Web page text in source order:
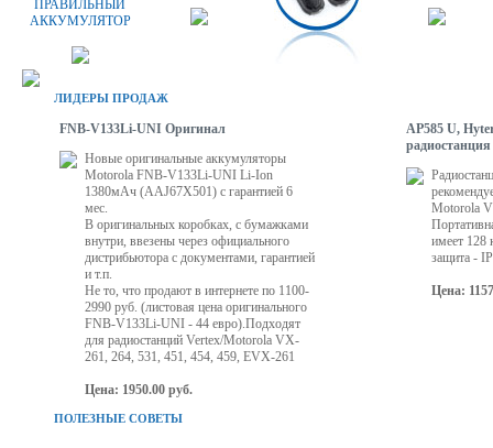
ПРАВИЛЬНЫЙ
АККУМУЛЯТОР
ЛИДЕРЫ ПРОДАЖ
FNB-V133Li-UNI Оригинал
Новые оригинальные аккумуляторы
Motorola FNB-V133Li-UNI Li-Ion
1380мАч (AAJ67X501) с гарантией 6
мес.
В оригинальных коробках, с бумажками
внутри, ввезены через официального
дистрибьютора с документами, гарантией
и т.п.
Не то, что продают в интернете по 1100-
2990 руб. (листовая цена оригинального
FNB-V133Li-UNI - 44 евро).Подходят
для радиостанций Vertex/Motorola VX-
261, 264, 531, 451, 454, 459, EVX-261
Цена: 1950.00 руб.
AP585 U,
Motorola
имеет 128
защита -
Цена:
ПОЛЕЗНЫЕ СОВЕТЫ